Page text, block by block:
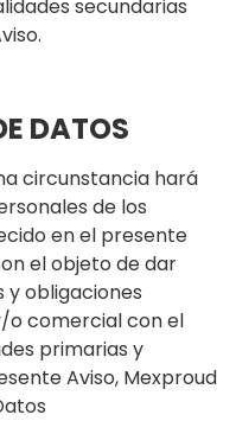
secundarias
DATOS
circunstancia hará
de los
en el presente
el objeto de dar
y obligaciones
o comercial con el
primarias y
Aviso, Mexproud